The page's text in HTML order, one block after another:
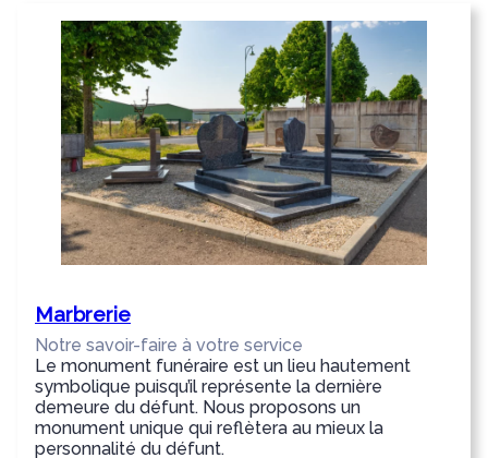
Marbrerie
Notre savoir-faire à votre service
Le monument funéraire est un lieu hautement
symbolique puisqu’il représente la dernière
demeure du défunt. Nous proposons un
monument unique qui reflètera au mieux la
personnalité du défunt.